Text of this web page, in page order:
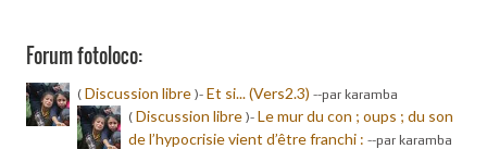
Forum fotoloco:
( Discussion libre )- Et si... (Vers2.3) --par karamba
( Discussion libre )- Le mur du con ; oups ; du son
de l’hypocrisie vient d’être franchi : --par karamba